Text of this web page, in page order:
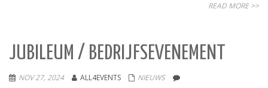
READ MORE >>
JUBILEUM / BEDRIJFSEVENEMENT
NOV 27, 2024 ALL4EVENTS NIEUWS